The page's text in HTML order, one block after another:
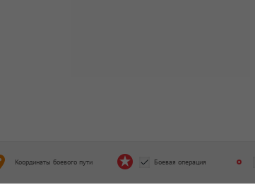
Координаты боевого пути Боевая операция